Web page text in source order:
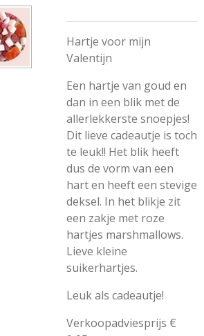
Hartje voor mijn
Valentijn
Een hartje van goud en
dan in een blik met de
allerlekkerste snoepjes!
Dit lieve cadeautje is toch
te leuk!! Het blik heeft
dus de vorm van een
hart en heeft een stevige
deksel. In het blikje zit
een zakje met roze
hartjes marshmallows.
Lieve kleine
suikerhartjes.
Leuk als cadeautje!
Verkoopadviesprijs €